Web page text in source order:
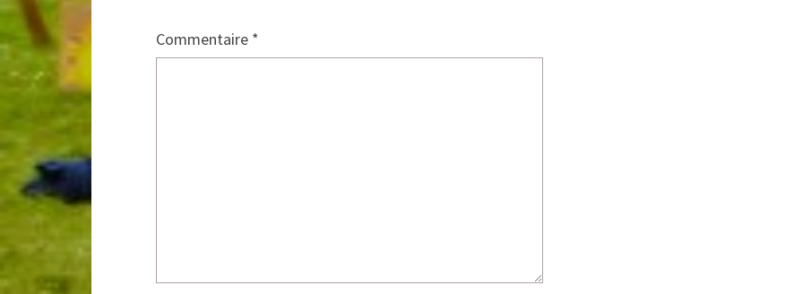
Commentaire *